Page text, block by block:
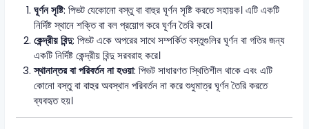
ঘূর্ণন সৃষ্টি: পিভট যেকোনো বস্তু বা বাহুর ঘূর্ণন সৃষ্টি করতে সহায়ক। এটি একটি
নির্দিষ্ট স্থানে শক্তি বা বল প্রয়োগ করে ঘূর্ণন তৈরি করে।
কেন্দ্রীয় বিন্দু: পিভট একে অপরের সাথে সম্পর্কিত বস্তুগুলির ঘূর্ণন বা গতির জন্য
একটি নির্দিষ্ট কেন্দ্রীয় বিন্দু সরবরাহ করে।
স্থানান্তর বা পরিবর্তন না হওয়া: পিভট সাধারণত স্থিতিশীল থাকে এবং এটি
কোনো বস্তু বা বাহুর অবস্থান পরিবর্তন না করে শুধুমাত্র ঘূর্ণন তৈরি করতে
ব্যবহৃত হয়।